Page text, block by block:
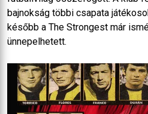
bajnokság többi csapata
később a The Strongest már
ünnepelhetett.